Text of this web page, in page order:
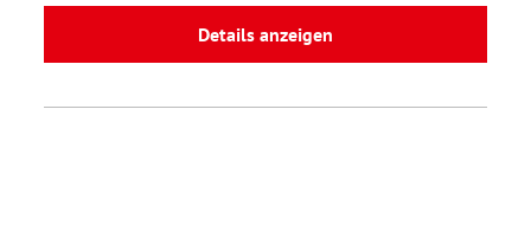
Details anzeigen